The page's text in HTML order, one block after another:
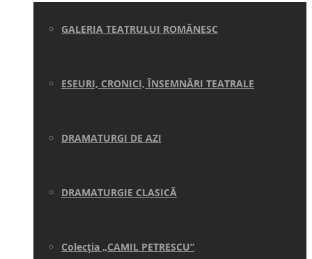
GALERIA TEATRULUI ROMÂNESC
ESEURI, CRONICI, ÎNSEMNĂRI TEATRALE
DRAMATURGI DE AZI
DRAMATURGIE CLASICĂ
Colecţia „CAMIL PETRESCU”